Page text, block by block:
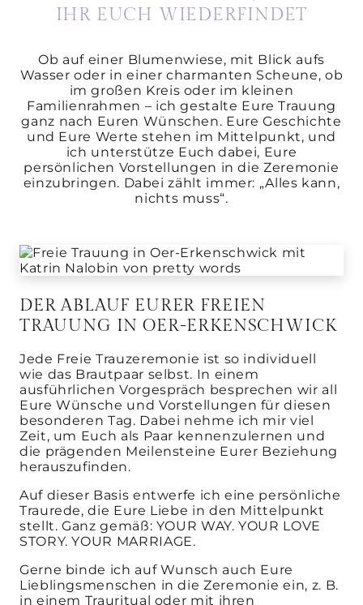
IHR EUCH WIEDERFINDET
Ob auf einer Blumenwiese, mit Blick aufs
Wasser oder in einer charmanten Scheune, ob
im großen Kreis oder im kleinen
Familienrahmen – ich gestalte Eure Trauung
ganz nach Euren Wünschen. Eure Geschichte
und Eure Werte stehen im Mittelpunkt, und
ich unterstütze Euch dabei, Eure
persönlichen Vorstellungen in die Zeremonie
einzubringen. Dabei zählt immer: „Alles kann,
nichts muss“.
DER ABLAUF EURER FREIEN
TRAUUNG IN OER-ERKENSCHWICK
Jede Freie Trauzeremonie ist so individuell
wie das Brautpaar selbst. In einem
ausführlichen Vorgespräch besprechen wir all
Eure Wünsche und Vorstellungen für diesen
besonderen Tag. Dabei nehme ich mir viel
Zeit, um Euch als Paar kennenzulernen und
die prägenden Meilensteine Eurer Beziehung
herauszufinden.
Auf dieser Basis entwerfe ich eine persönliche
Traurede, die Eure Liebe in den Mittelpunkt
stellt. Ganz gemäß: YOUR WAY. YOUR LOVE
STORY. YOUR MARRIAGE.
Gerne binde ich auf Wunsch auch Eure
Lieblingsmenschen in die Zeremonie ein, z. B.
in einem Trauritual oder mit ihren